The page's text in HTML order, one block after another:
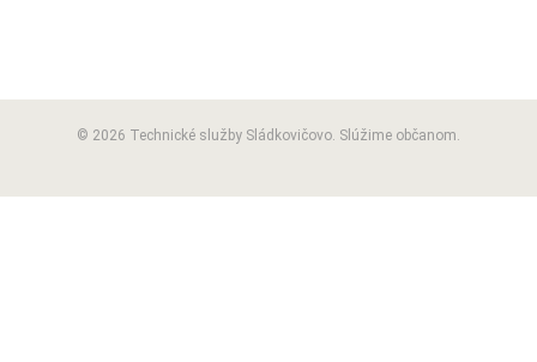
© 2026 Technické služby Sládkovičovo. Slúžime občanom.